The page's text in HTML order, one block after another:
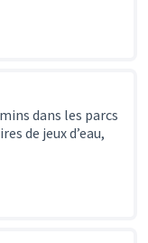
dans les parcs
de jeux d’eau,